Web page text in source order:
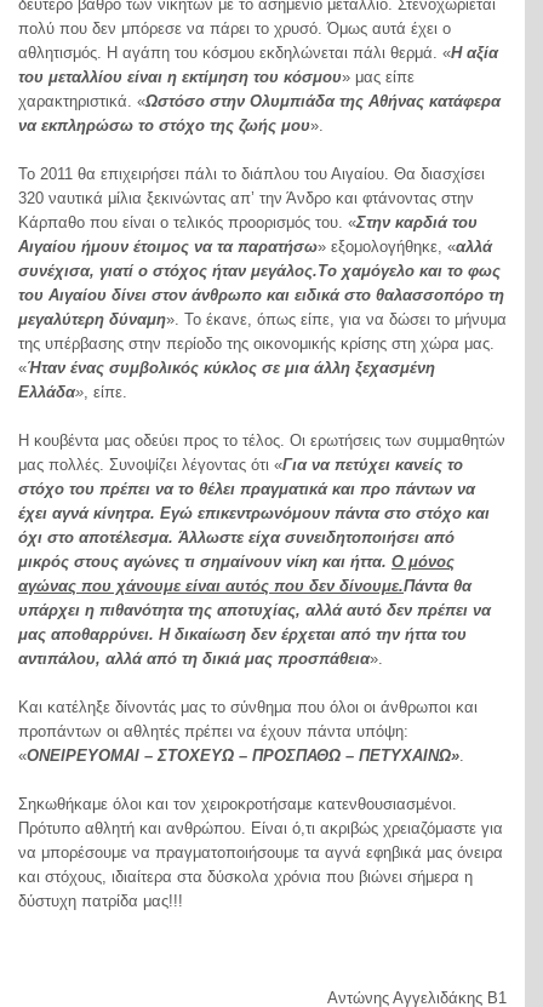
δεύτερο βάθρο των νικητών με το ασημένιο μετάλλιο. Στενοχωριέται
πολύ που δεν μπόρεσε να πάρει το χρυσό. Όμως αυτά έχει ο
αθλητισμός. Η αγάπη του κόσμου εκδηλώνεται πάλι θερμά. «Η αξία
του μεταλλίου είναι η εκτίμηση του κόσμου» μας είπε
χαρακτηριστικά. «Ωστόσο στην Ολυμπιάδα της Αθήνας κατάφερα
να εκπληρώσω το στόχο της ζωής μου».
Το 2011 θα επιχειρήσει πάλι το διάπλου του Αιγαίου. Θα διασχίσει
320 ναυτικά μίλια ξεκινώντας απ’ την Άνδρο και φτάνοντας στην
Κάρπαθο που είναι ο τελικός προορισμός του. «Στην καρδιά του
Αιγαίου ήμουν έτοιμος να τα παρατήσω» εξομολογήθηκε, «αλλά
συνέχισα, γιατί ο στόχος ήταν μεγάλος.Το χαμόγελο και το φως
του Αιγαίου δίνει στον άνθρωπο και ειδικά στο θαλασσοπόρο τη
μεγαλύτερη δύναμη». Το έκανε, όπως είπε, για να δώσει το μήνυμα
της υπέρβασης στην περίοδο της οικονομικής κρίσης στη χώρα μας.
«Ήταν ένας συμβολικός κύκλος σε μια άλλη ξεχασμένη
Ελλάδα», είπε.
Η κουβέντα μας οδεύει προς το τέλος. Οι ερωτήσεις των συμμαθητών
μας πολλές. Συνοψίζει λέγοντας ότι «Για να πετύχει κανείς το
στόχο του πρέπει να το θέλει πραγματικά και προ πάντων να
έχει αγνά κίνητρα. Εγώ επικεντρωνόμουν πάντα στο στόχο και
όχι στο αποτέλεσμα. Άλλωστε είχα συνειδητοποιήσει από
μικρός στους αγώνες τι σημαίνουν νίκη και ήττα. Ο μόνος
αγώνας που χάνουμε είναι αυτός που δεν δίνουμε.Πάντα θα
υπάρχει η πιθανότητα της αποτυχίας, αλλά αυτό δεν πρέπει να
μας αποθαρρύνει. Η δικαίωση δεν έρχεται από την ήττα του
αντιπάλου, αλλά από τη δικιά μας προσπάθεια».
Και κατέληξε δίνοντάς μας το σύνθημα που όλοι οι άνθρωποι και
προπάντων οι αθλητές πρέπει να έχουν πάντα υπόψη:
«ΟΝΕΙΡΕΥΟΜΑΙ – ΣΤΟΧΕΥΩ – ΠΡΟΣΠΑΘΩ – ΠΕΤΥΧΑΙΝΩ».
Σηκωθήκαμε όλοι και τον χειροκροτήσαμε κατενθουσιασμένοι.
Πρότυπο αθλητή και ανθρώπου. Είναι ό,τι ακριβώς χρειαζόμαστε για
να μπορέσουμε να πραγματοποιήσουμε τα αγνά εφηβικά μας όνειρα
και στόχους, ιδιαίτερα στα δύσκολα χρόνια που βιώνει σήμερα η
δύστυχη πατρίδα μας!!!
Αντώνης Αγγελιδάκης B1